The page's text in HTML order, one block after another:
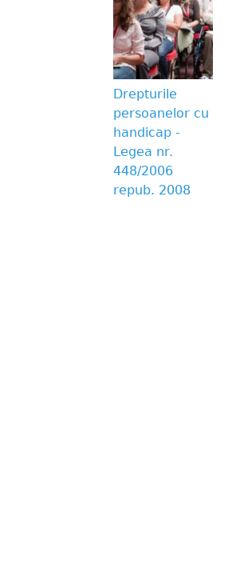
Drepturile
persoanelor cu
handicap -
Legea nr.
448/2006
repub. 2008